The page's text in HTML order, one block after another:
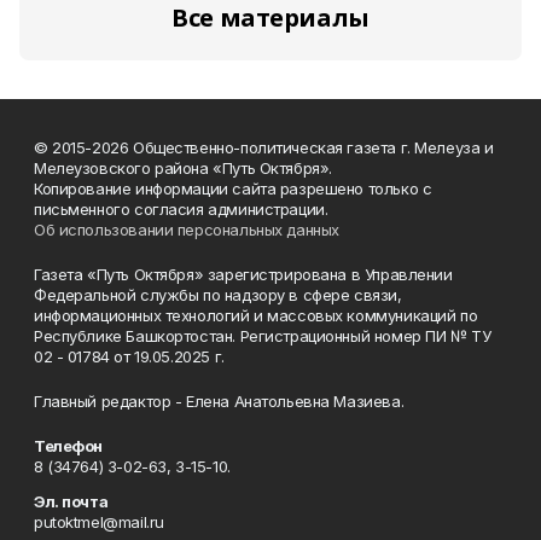
Все материалы
© 2015-2026 Общественно-политическая газета г. Мелеуза и
Мелеузовского района «Путь Октября».
Копирование информации сайта разрешено только с
письменного согласия администрации.
Об использовании персональных данных
Газета «Путь Октября» зарегистрирована в Управлении
Федеральной службы по надзору в сфере связи,
информационных технологий и массовых коммуникаций по
Республике Башкортостан. Регистрационный номер ПИ № ТУ
02 - 01784 от 19.05.2025 г.
Главный редактор - Елена Анатольевна Мазиева.
Телефон
8 (34764) 3-02-63, 3-15-10.
Эл. почта
putoktmel@mail.ru